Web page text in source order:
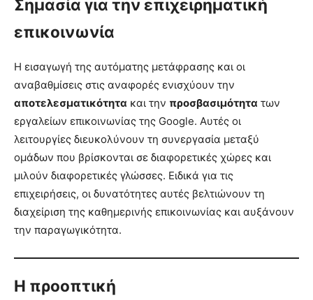
Σημασία για την επιχειρηματική
επικοινωνία
Η εισαγωγή της αυτόματης μετάφρασης και οι
αναβαθμίσεις στις αναφορές ενισχύουν την
αποτελεσματικότητα και την προσβασιμότητα των
εργαλείων επικοινωνίας της Google. Αυτές οι
λειτουργίες διευκολύνουν τη συνεργασία μεταξύ
ομάδων που βρίσκονται σε διαφορετικές χώρες και
μιλούν διαφορετικές γλώσσες. Ειδικά για τις
επιχειρήσεις, οι δυνατότητες αυτές βελτιώνουν τη
διαχείριση της καθημερινής επικοινωνίας και αυξάνουν
την παραγωγικότητα.
Η προοπτική